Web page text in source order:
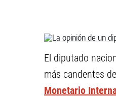
El diputado
más candentes
Monetario